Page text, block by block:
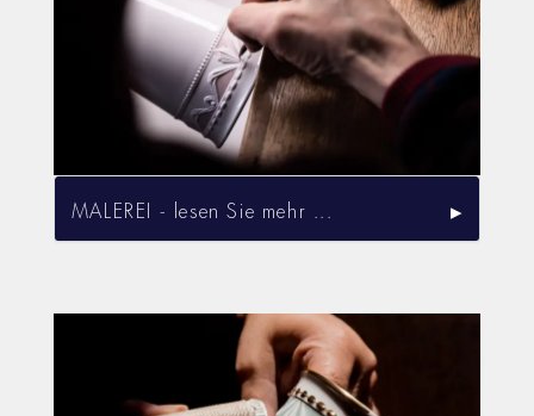
MALEREI - lesen Sie mehr ...